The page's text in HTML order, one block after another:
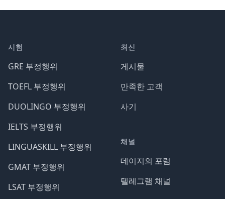
시험
GRE 부정행위
TOEFL 부정행위
DUOLINGO 부정행위
IELTS 부정행위
LINGUASKILL 부정행위
GMAT 부정행위
LSAT 부정행위
최신
게시물
만족한 고객
사기
채널
데이지의 포럼
텔레그램 채널